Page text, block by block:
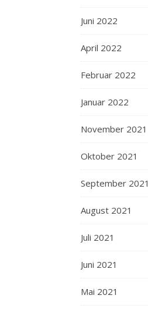
Juni 2022
April 2022
Februar 2022
Januar 2022
November 2021
Oktober 2021
September 2021
August 2021
Juli 2021
Juni 2021
Mai 2021